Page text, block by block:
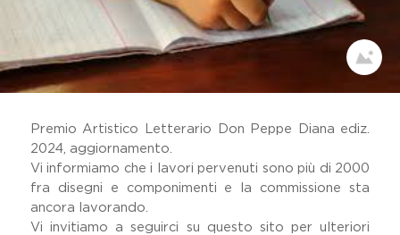
Peppe Diana
Festival Dell'impegno Civile
Memoria Delle Vittime
Comunicati Stampa
Premio Nazionale Don Peppe
Diana
19 Marzo
Lavora Con Noi
Gallery
Home
Premio Artistico Letterario Don Peppe Diana ediz.
2024, aggiornamento.
Vi informiamo che i lavori pervenuti sono più di 2000
fra disegni e componimenti e la commissione sta
ancora lavorando.
Vi invitiamo a seguirci su questo sito per ulteriori